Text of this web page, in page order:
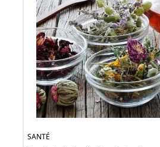
SANTÉ